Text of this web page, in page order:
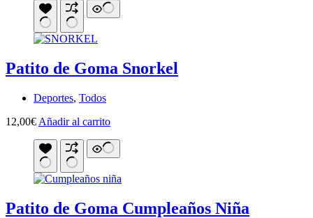
Patito de Goma Snorkel
Deportes, Todos
12,00€ Añadir al carrito
Patito de Goma Cumpleaños Niña